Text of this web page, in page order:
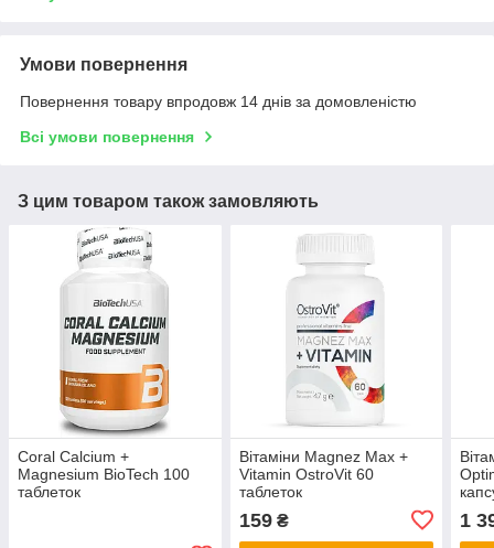
Умови повернення
Повернення товару впродовж 14 днів за домовленістю
Всі умови повернення
З цим товаром також замовляють
Coral Calcium +
Magnesium BioTech 100
таблеток
Вітаміни Magnez Max +
Vitamin OstroVit 60
таблеток
159₴ 1